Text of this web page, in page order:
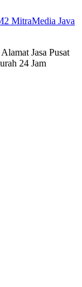
MitraMedia Java
Jasa Pusat
24 Jam